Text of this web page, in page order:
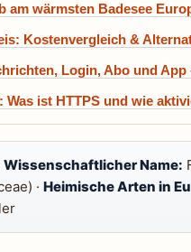
am wärmsten Badesee
Kostenvergleich &
Login, Abo und App
Was ist HTTPS und wie
Wissenschaftlicher Name:
· Heimische Arten in